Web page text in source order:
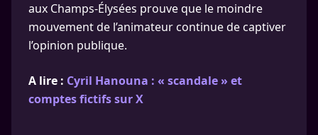
aux Champs-Élysées prouve que le moindre
mouvement de l’animateur continue de captiver
l’opinion publique.
A lire : Cyril Hanouna : « scandale » et
comptes fictifs sur X